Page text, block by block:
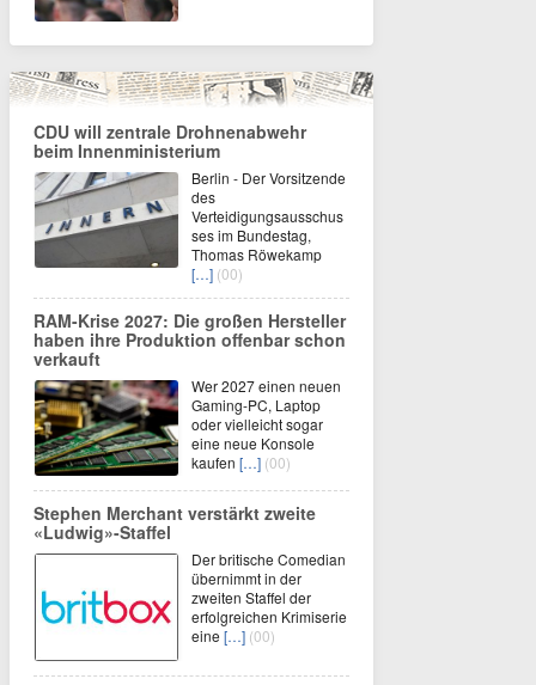
CDU will zentrale Drohnenabwehr
beim Innenministerium
Berlin - Der Vorsitzende
des
Verteidigungsausschus
ses im Bundestag,
Thomas Röwekamp
[…] (00)
RAM-Krise 2027: Die großen Hersteller
haben ihre Produktion offenbar schon
verkauft
Wer 2027 einen neuen
Gaming-PC, Laptop
oder vielleicht sogar
eine neue Konsole
kaufen […] (00)
Stephen Merchant verstärkt zweite
«Ludwig»-Staffel
Der britische Comedian
übernimmt in der
zweiten Staffel der
erfolgreichen Krimiserie
eine […] (00)